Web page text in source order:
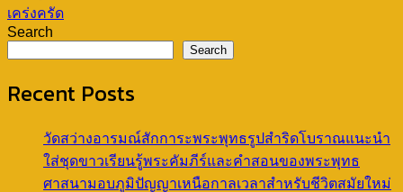
เคร่งครัด
Search
Search
Recent Posts
วัดสว่างอารมณ์สักการะพระพุทธรูปสำริดโบราณแนะนำ
ใส่ชุดขาวเรียนรู้พระคัมภีร์และคำสอนของพระพุทธ
ศาสนามอบภูมิปัญญาเหนือกาลเวลาสำหรับชีวิตสมัยใหม่